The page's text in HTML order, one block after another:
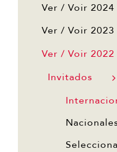
Ver / Voir 2024
Ver / Voir 2023
Ver / Voir 2022
Invitados